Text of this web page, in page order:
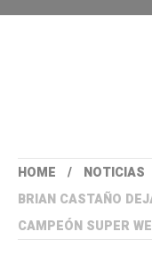
HOME
NOTICIAS
BRIAN CASTAÑO
CAMPEÓN SUPER